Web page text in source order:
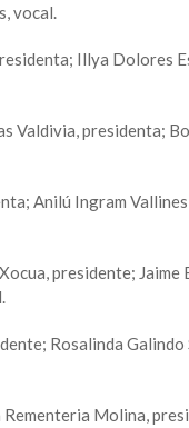
vocal.
Illya Dolores
Valdivia, presidenta;
Anilú Ingram
presidente; Jaime
Rosalinda
Rementeria Molina,